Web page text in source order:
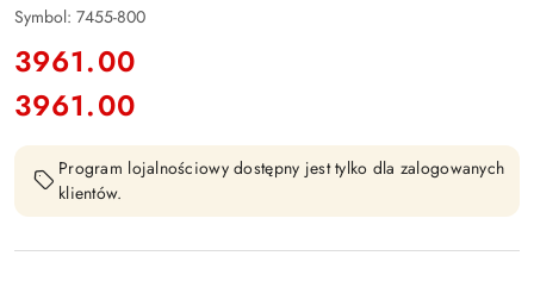
Symbol: 7455-800
cena:
3961.00
Cena:
3961.00
Program lojalnościowy dostępny jest tylko dla zalogowanych
klientów.